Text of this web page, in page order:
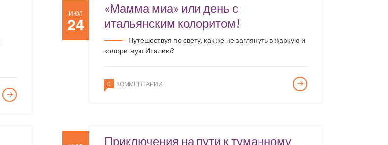
ИЮЛ
24
«Мамма миа» или день с
итальянским колоритом!
Путешествуя по свету, как же не заглянуть в жаркую и
колоритную Италию?
0 КОММЕНТАРИИ
Приключения на пути к туманному